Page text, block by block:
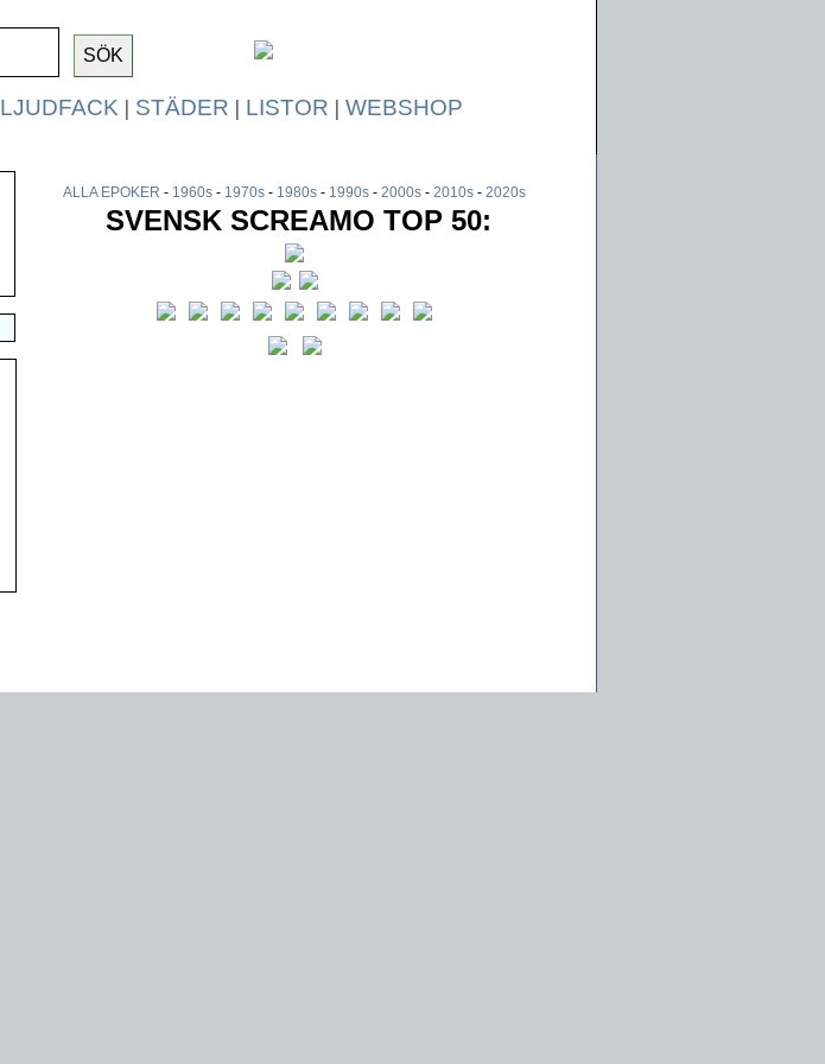
LJUDFACK | STÄDER | LISTOR | WEBSHOP
ALLA EPOKER - 1960s - 1970s - 1980s - 1990s - 2000s - 2010s - 2020s
SVENSK SCREAMO TOP 50: